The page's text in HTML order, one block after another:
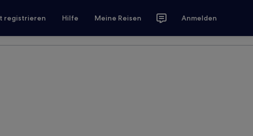
registrieren Hilfe Meine Reisen Anmelden